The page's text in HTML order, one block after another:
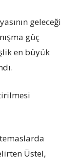
geleceği
güç
en büyük
Üstel,